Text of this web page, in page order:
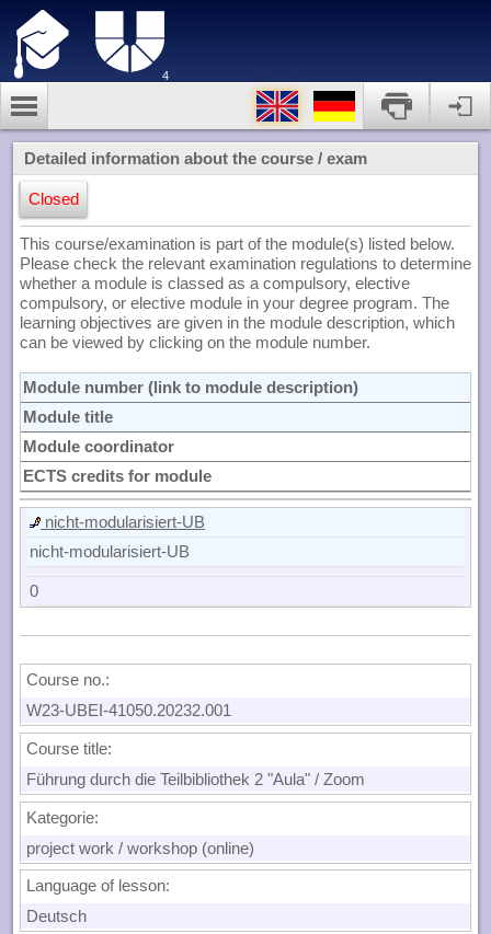
4
Detailed information about the course / exam
Closed
This course/examination is part of the module(s) listed below.
Please check the relevant examination regulations to determine
whether a module is classed as a compulsory, elective
compulsory, or elective module in your degree program. The
learning objectives are given in the module description, which
can be viewed by clicking on the module number.
Module number (link to module description)
Module title
Module coordinator
ECTS credits for module
nicht-modularisiert-UB
nicht-modularisiert-UB
0
Course no.:
W23-UBEI-41050.20232.001
Course title:
Führung durch die Teilbibliothek 2 "Aula" / Zoom
Kategorie:
project work / workshop (online)
Language of lesson:
Deutsch